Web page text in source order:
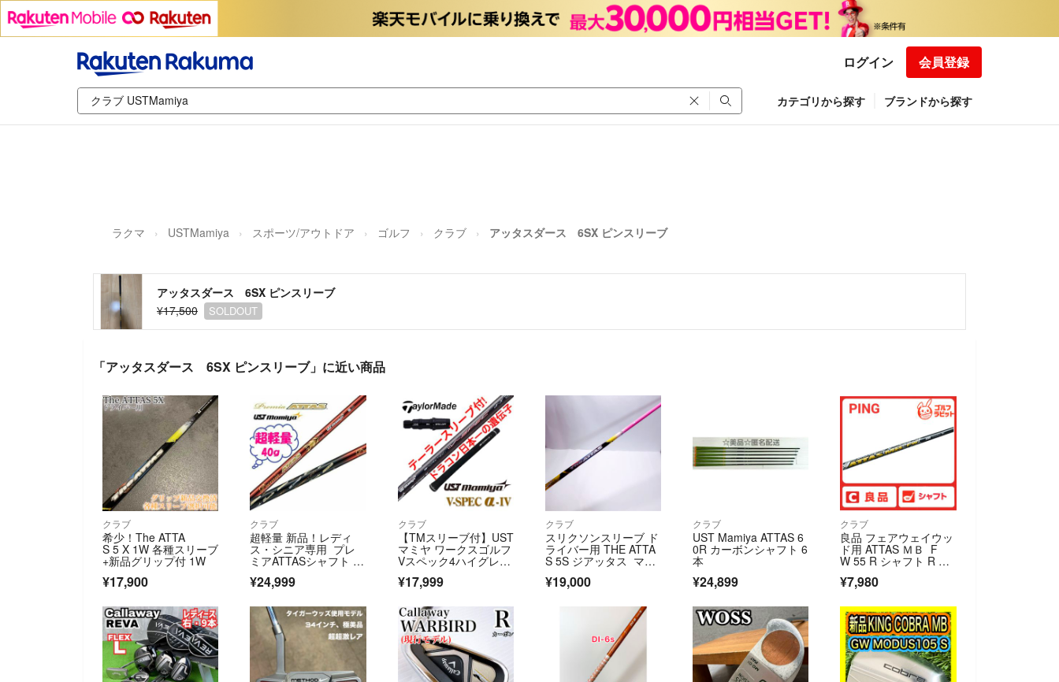
ログイン 会員登録
カテゴリから探す ブランドから探す
ラクマ USTMamiya スポーツ/アウトドア ゴルフ クラブ アッタスダース 6SX ピンスリーブ
アッタスダース 6SX ピンスリーブ
¥17,500
SOLDOUT
「アッタスダース 6SX ピンスリーブ」に近い商品
クラブ
希少！The ATTA
S 5 X 1W 各種スリーブ
+新品グリップ付 1W
¥17,900
クラブ
超軽量 新品！レディ
ス・シニア専用 プレ
ミアATTASシャフト F
LEX＝L
¥24,999
クラブ
【TMスリーブ付】UST
マミヤ ワークスゴルフ
Vスペック4ハイグレー
ドシャフト
¥17,999
クラブ
スリクソンスリーブ ド
ライバー用 THE ATTA
S 5S ジアッタス マミ
¥19,000
クラブ
UST Mamiya ATTAS 6
0R カーボンシャフト 6
本
¥24,899
クラブ
良品 フェアウェイウッ
ド用 ATTAS ＭＢ F
W 55 R シャフト R PI
NG スリーブ USTマミ
ヤ
¥7,980